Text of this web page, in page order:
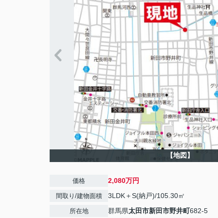
【地図】
価格 2,080万円
間取り/建物面積 3LDK＋S(納戸)/105.30㎡
所在地 群馬県太田市新田市野井町682-5